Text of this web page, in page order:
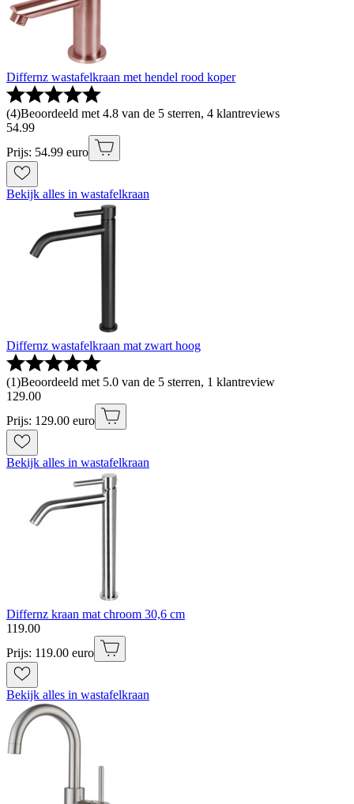
Differnz wastafelkraan met hendel rood koper
(4)Beoordeeld met 4.8 van de 5 sterren, 4 klantreviews
54.99
Prijs: 54.99 euro
Bekijk alles in wastafelkraan
Differnz wastafelkraan mat zwart hoog
(1)Beoordeeld met 5.0 van de 5 sterren, 1 klantreview
129.00
Prijs: 129.00 euro
Bekijk alles in wastafelkraan
Differnz kraan mat chroom 30,6 cm
119.00
Prijs: 119.00 euro
Bekijk alles in wastafelkraan